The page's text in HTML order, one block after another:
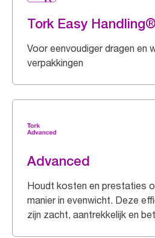
Tork Easy
Voor eenvoudiger dragen en
verpakkingen
Advanced
Houdt kosten en prestaties
manier in evenwicht. Deze
zijn zacht, aantrekkelijk en